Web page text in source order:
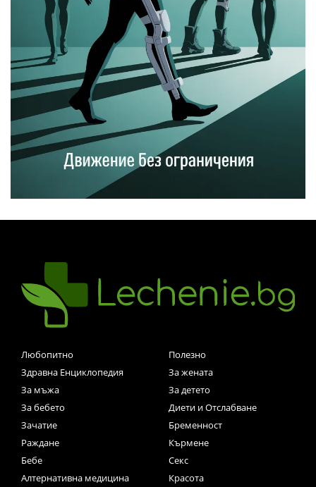
Любопитно
Полезно
Здравна Енциклопедия
За жената
За мъжа
За детето
За бебето
Диети и Отслабване
Зачатие
Бременност
Раждане
Кърмене
Бебе
Секс
Алтернативна медицина
Красота